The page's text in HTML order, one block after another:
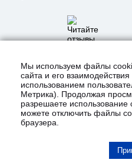
Мы используем файлы
сайта и его
использованием
Метрика). Продолжая
разрешаете
можете отключить файлы
браузера.